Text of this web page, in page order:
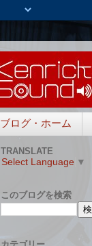
ブログ・ホーム
TRANSLATE
Select Language ▼
このブログを検索